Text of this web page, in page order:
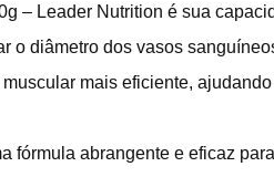
– Leader Nutrition é sua
o diâmetro dos vasos
mais eficiente,
fórmula abrangente e eficaz